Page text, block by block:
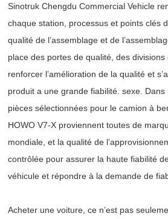
Sinotruk Chengdu Commercial Vehicle
chaque station, processus et points clés
qualité de l’assemblage et de
place des portes de qualité, des
renforcer l’amélioration de la qualité et
produit a une grande fiabilité. sexe.
pièces sélectionnées pour le camion à
HOWO V7-X proviennent toutes de
mondiale, et la qualité de
contrôlée pour assurer la haute fiabilité
véhicule et répondre à la demande de
Acheter une voiture, ce n’est pas